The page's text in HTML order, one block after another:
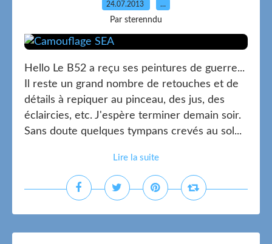
24.07.2013 …
Par sterenndu
Hello Le B52 a reçu ses peintures de guerre...
Il reste un grand nombre de retouches et de
détails à repiquer au pinceau, des jus, des
éclaircies, etc. J'espère terminer demain soir.
Sans doute quelques tympans crevés au sol...
Lire la suite